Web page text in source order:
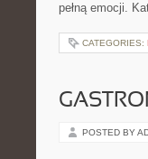
pełną emocji.
CATEGORIES:
POSTED BY